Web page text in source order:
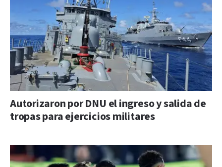
Autorizaron por DNU el ingreso y salida de
tropas para ejercicios militares